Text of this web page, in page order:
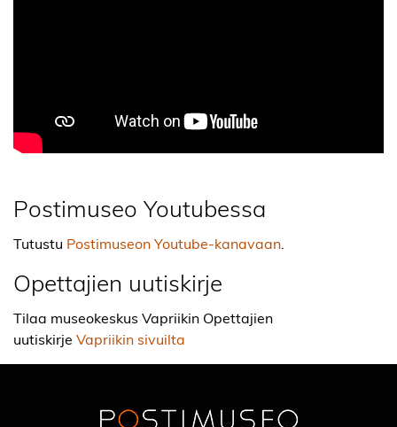
Postimuseo Youtubessa
Tutustu Postimuseon Youtube-kanavaan.
Opettajien uutiskirje
Tilaa museokeskus Vapriikin Opettajien
uutiskirje Vapriikin sivuilta